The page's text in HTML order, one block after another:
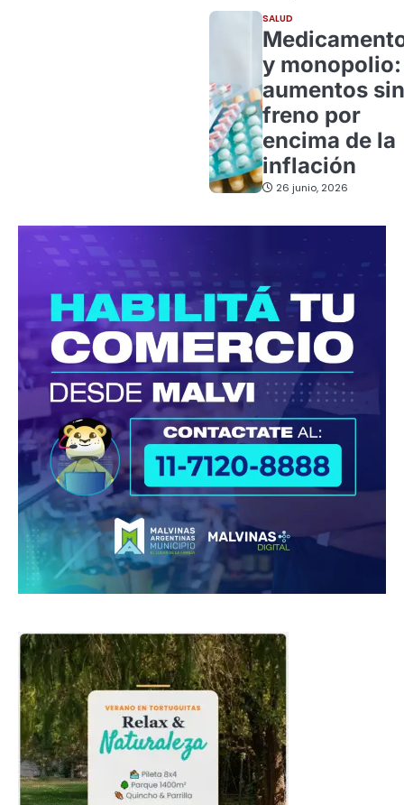
SALUD
y monopolio:
aumentos sin
freno por
encima de la
inflación
26 junio, 2026